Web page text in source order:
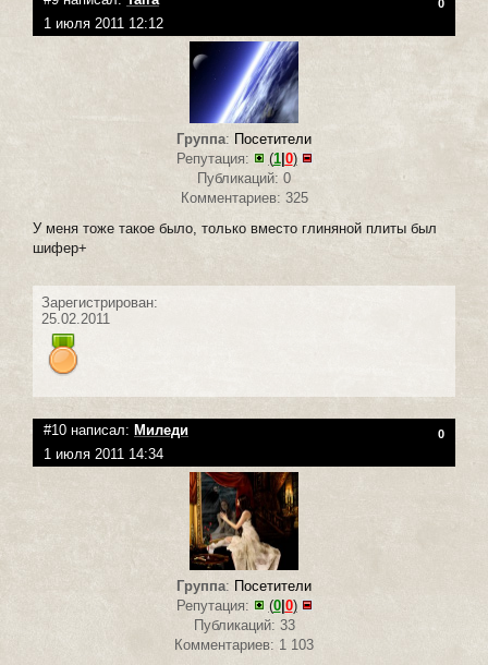
0
1 июля 2011 12:12
Группа: Посетители
Репутация:
(1| 0)
Публикаций: 0
Комментариев: 325
У меня тоже такое было, только вместо глиняной плиты был
шифер+
Зарегистрирован:
25.02.2011
#10 написал: Миледи 0
1 июля 2011 14:34
Группа: Посетители
Репутация:
(0| 0)
Публикаций: 33
Комментариев: 1 103